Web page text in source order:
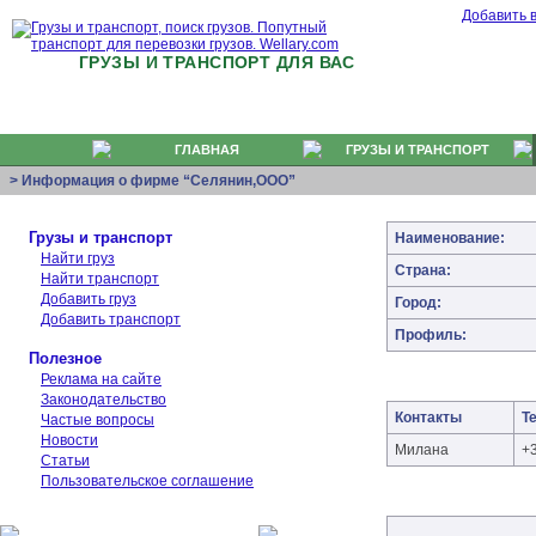
ГРУЗЫ И ТРАНСПОРТ ДЛЯ ВАС
Добавить
ГЛАВНАЯ ГРУЗЫ И ТРАНСПОРТ
> Информация о фирме “Селянин,ООО”
Грузы и транспорт
Найти груз
Найти транспорт
Добавить груз
Добавить транспорт
Полезное
Реклама на сайте
Законодательство
Частые вопросы
Новости
Статьи
Пользовательское соглашение
Наименование:
Страна:
Город:
Профиль:
Контакты
Милана